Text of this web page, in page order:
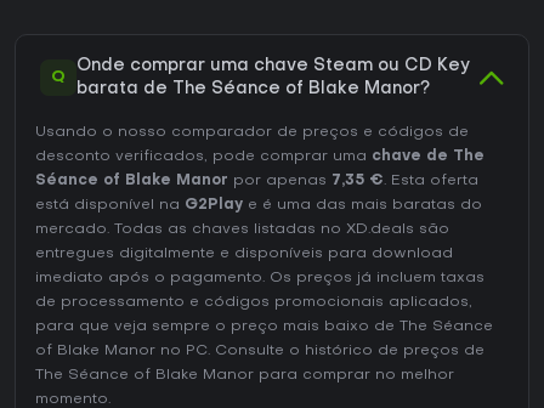
Q
Onde comprar uma chave Steam ou CD Key
barata de The Séance of Blake Manor?
Usando o nosso comparador de preços e códigos de
desconto verificados, pode comprar uma chave de The
Séance of Blake Manor por apenas 7,35 €. Esta oferta
está disponível na G2Play e é uma das mais baratas do
mercado. Todas as chaves listadas no XD.deals são
entregues digitalmente e disponíveis para download
imediato após o pagamento. Os preços já incluem taxas
de processamento e códigos promocionais aplicados,
para que veja sempre o preço mais baixo de The Séance
of Blake Manor no PC. Consulte o histórico de preços de
The Séance of Blake Manor para comprar no melhor
momento.